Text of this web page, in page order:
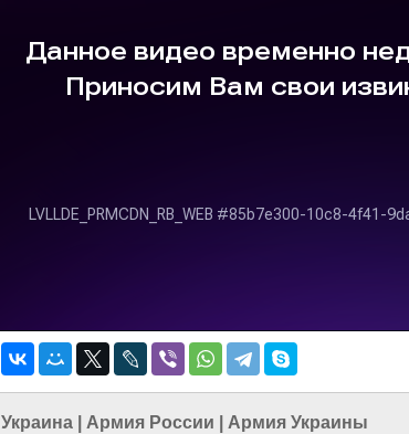
Украина Армия России Армия Украины